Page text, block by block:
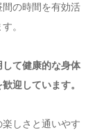
の時間を有効活
。
て健康的な身体
迎しています。
しさと通いやす